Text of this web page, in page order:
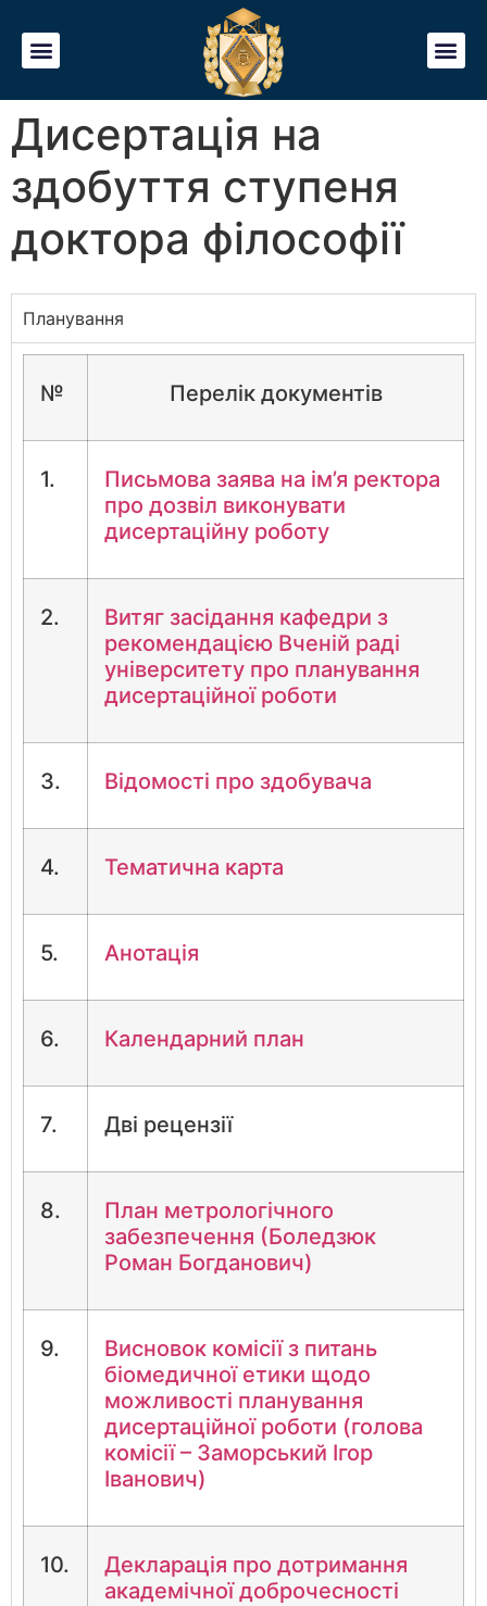
Дисертація на
здобуття ступеня
доктора філософії
Планування
№ Перелік документів
1.
Письмова заява на ім’я ректора
про дозвіл виконувати
дисертаційну роботу
2.
Витяг засідання кафедри з
рекомендацією Вченій раді
університету про планування
дисертаційної роботи
3. Відомості про здобувача
4. Тематична карта
5. Анотація
6. Календарний план
7. Дві рецензії
8.
План метрологічного
забезпечення (Боледзюк
Роман Богданович)
9.
Висновок комісії з питань
біомедичної етики щодо
можливості планування
дисертаційної роботи (голова
комісії – Заморський Ігор
Іванович)
10.
Декларація про дотримання
академічної доброчесності